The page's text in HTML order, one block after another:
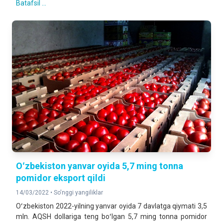
Batafsil ...
Oʻzbekiston yanvar oyida 5,7 ming tonna
pomidor eksport qildi
14/03/2022 • So'nggi yangiliklar
Oʻzbekiston 2022-yilning yanvar oyida 7 davlatga qiymati 3,5
mln. AQSH dollariga teng boʻlgan 5,7 ming tonna pomidor